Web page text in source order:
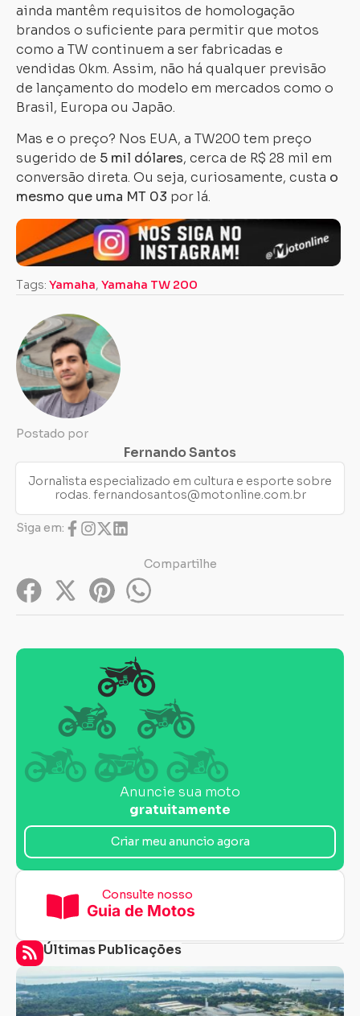
ainda mantêm requisitos de homologação
brandos o suficiente para permitir que motos
como a TW continuem a ser fabricadas e
vendidas 0km. Assim, não há qualquer previsão
de lançamento do modelo em mercados como o
Brasil, Europa ou Japão.
Mas e o preço? Nos EUA, a TW200 tem preço
sugerido de 5 mil dólares, cerca de R$ 28 mil em
conversão direta. Ou seja, curiosamente, custa o
mesmo que uma MT 03 por lá.
Tags: Yamaha, Yamaha TW 200
Postado por
Fernando Santos
Jornalista especializado em cultura e esporte sobre
rodas. fernandosantos@motonline.com.br
Siga em:
Compartilhe
Anuncie sua moto
gratuitamente
Criar meu anuncio agora
Consulte nosso
Guia de Motos
Últimas Publicações